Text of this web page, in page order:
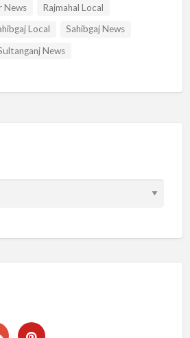
News
Rajmahal Local
Local
Sahibgaj News
News